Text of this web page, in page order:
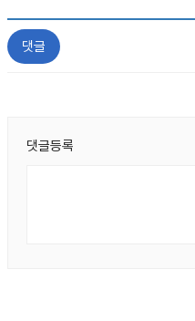
댓글
댓글등록